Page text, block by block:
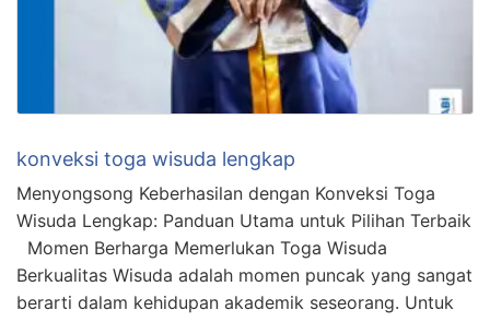
konveksi toga wisuda lengkap
Menyongsong Keberhasilan dengan Konveksi Toga
Wisuda Lengkap: Panduan Utama untuk Pilihan Terbaik
Momen Berharga Memerlukan Toga Wisuda
Berkualitas Wisuda adalah momen puncak yang sangat
berarti dalam kehidupan akademik seseorang. Untuk